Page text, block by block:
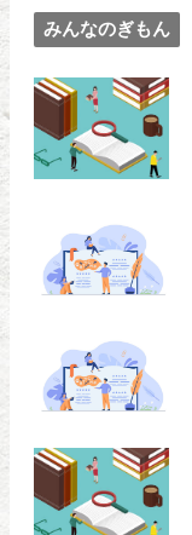
みんなのぎもん